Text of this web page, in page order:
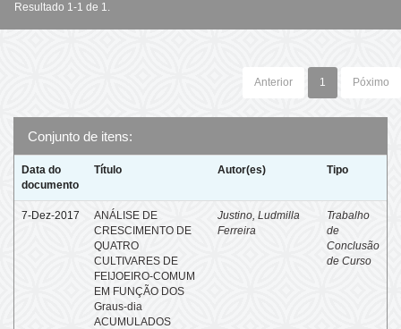
Resultado 1-1 de 1.
Anterior 1 Póximo
Conjunto de itens:
Data do
documento
Título Autor(es) Tipo
7-Dez-2017
ANÁLISE DE
CRESCIMENTO DE
QUATRO
CULTIVARES DE
FEIJOEIRO-COMUM
EM FUNÇÃO DOS
Graus-dia
ACUMULADOS
Justino, Ludmilla
Ferreira
Trabalho
de
Conclusão
de Curso